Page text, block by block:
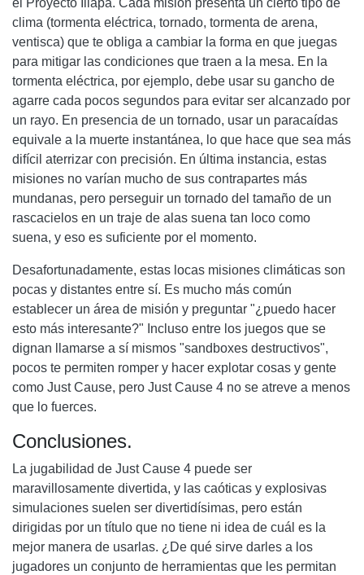
el Proyecto Illapa. Cada misión presenta un cierto tipo de
clima (tormenta eléctrica, tornado, tormenta de arena,
ventisca) que te obliga a cambiar la forma en que juegas
para mitigar las condiciones que traen a la mesa. En la
tormenta eléctrica, por ejemplo, debe usar su gancho de
agarre cada pocos segundos para evitar ser alcanzado por
un rayo. En presencia de un tornado, usar un paracaídas
equivale a la muerte instantánea, lo que hace que sea más
difícil aterrizar con precisión. En última instancia, estas
misiones no varían mucho de sus contrapartes más
mundanas, pero perseguir un tornado del tamaño de un
rascacielos en un traje de alas suena tan loco como
suena, y eso es suficiente por el momento.
Desafortunadamente, estas locas misiones climáticas son
pocas y distantes entre sí. Es mucho más común
establecer un área de misión y preguntar "¿puedo hacer
esto más interesante?" Incluso entre los juegos que se
dignan llamarse a sí mismos "sandboxes destructivos",
pocos te permiten romper y hacer explotar cosas y gente
como Just Cause, pero Just Cause 4 no se atreve a menos
que lo fuerces.
Conclusiones.
La jugabilidad de Just Cause 4 puede ser
maravillosamente divertida, y las caóticas y explosivas
simulaciones suelen ser divertidísimas, pero están
dirigidas por un título que no tiene ni idea de cuál es la
mejor manera de usarlas. ¿De qué sirve darles a los
jugadores un conjunto de herramientas que les permitan